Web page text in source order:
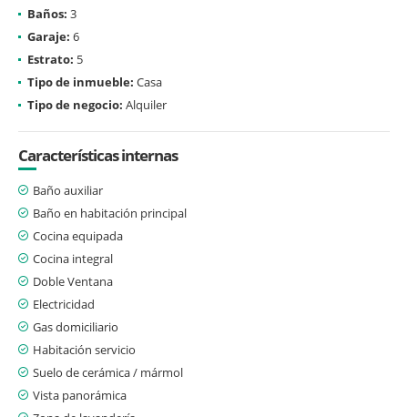
Baños: 3
Garaje: 6
Estrato: 5
Tipo de inmueble: Casa
Tipo de negocio: Alquiler
Características internas
Baño auxiliar
Baño en habitación principal
Cocina equipada
Cocina integral
Doble Ventana
Electricidad
Gas domiciliario
Habitación servicio
Suelo de cerámica / mármol
Vista panorámica